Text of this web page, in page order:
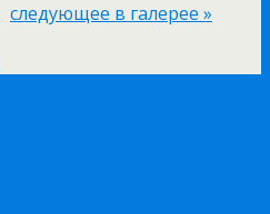
следующее в галерее »